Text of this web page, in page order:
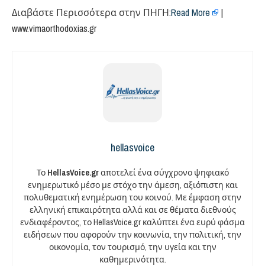
Διαβάστε Περισσότερα στην ΠΗΓΗ:Read More
|
www.vimaorthodoxias.gr
hellasvoice
Το HellasVoice.grαποτελεί ένα σύγχρονο ψηφιακό
ενημερωτικό μέσο με στόχο την άμεση, αξιόπιστη και
πολυθεματική ενημέρωση του κοινού. Με έμφαση στην
ελληνική επικαιρότητα αλλά και σε θέματα διεθνούς
ενδιαφέροντος, το HellasVoice.gr καλύπτει ένα ευρύ φάσμα
ειδήσεων που αφορούν την κοινωνία, την πολιτική, την
οικονομία, τον τουρισμό, την υγεία και την
καθημερινότητα.